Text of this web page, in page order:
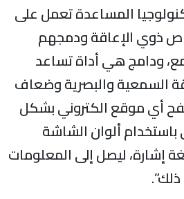
المساعدة تعمل على
ذوي الإعاقة ودمجهم
ودامج هي أداة تساعد
السمعية والبصرية وضعاف
أي موقع الكتروني بشكل
ألوان الشاشة
إشارة، ليصل إلى المعلومات